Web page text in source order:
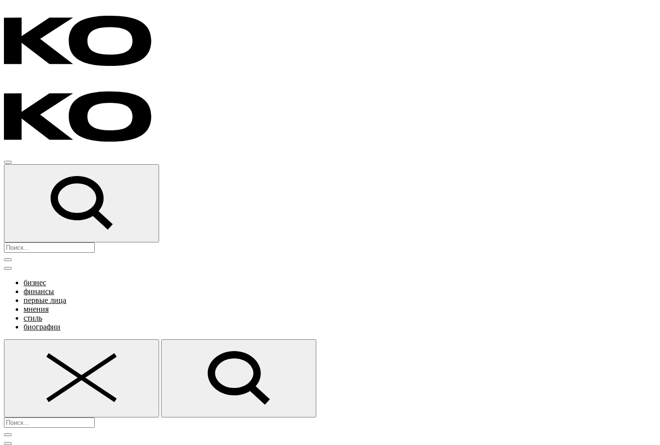
бизнес
финансы
первые лица
мнения
стиль
биографии